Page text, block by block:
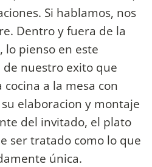
Si hablamos, nos
Dentro y fuera de la
lo pienso en este
nuestro exito que
a la mesa con
elaboracion y montaje
del invitado, el plato
ser tratado como lo que
única.